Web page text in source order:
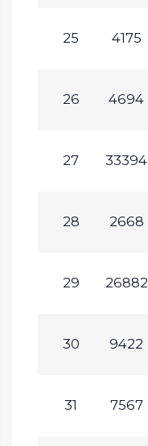
25 4175
26 4694
27 33394
28 2668
29 26882
30 9422
31 7567